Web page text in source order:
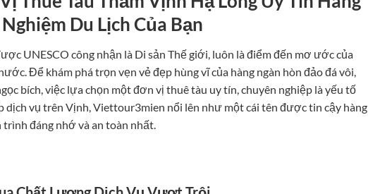
Du Lịch Của Bạn
UNESCO công nhận là Di sản Thế giới, luôn là điểm đến mơ ước của
Để khám phá trọn vẹn vẻ đẹp hùng vĩ của hàng ngàn hòn đảo đá vôi,
bích, việc lựa chọn một đơn vị thuê tàu uy tín, chuyên nghiệp là yếu tố
dịch vụ trên Vịnh, Viettour3mien nổi lên như một cái tên được tin cậy hàng
đáng nhớ và an toàn nhất.